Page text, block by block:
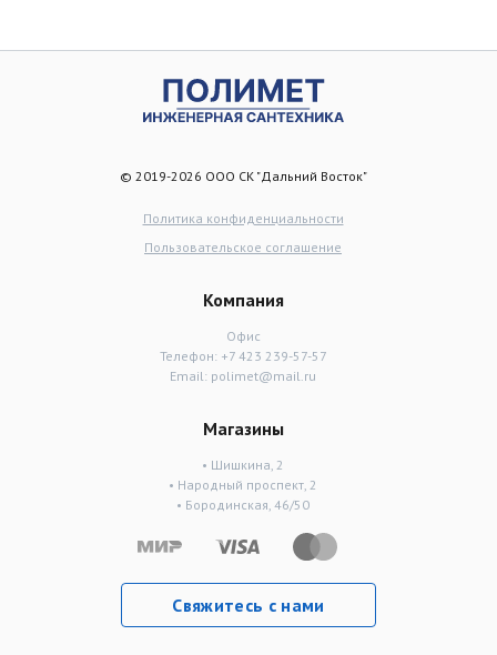
© 2019-2026 ООО СК "Дальний Восток"
Политика конфиденциальности
Пользовательское соглашение
Компания
Офис
Телефон: +7 423 239-57-57
Email: polimet@mail.ru
Магазины
• Шишкина, 2
• Народный проспект, 2
• Бородинская, 46/50
Свяжитесь с нами